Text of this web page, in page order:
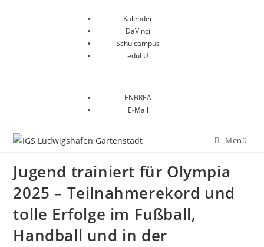
Kalender
DaVinci
Schulcampus
eduLU
ENBREA
E-Mail
Menü
Jugend trainiert für Olympia
2025 – Teilnahmerekord und
tolle Erfolge im Fußball,
Handball und in der